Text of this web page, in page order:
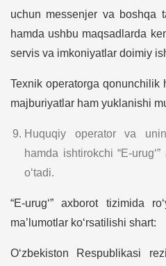
uchun messenjer va boshqa
hamda ushbu maqsadlarda
servis va imkoniyatlar doimiy
Texnik operatorga qonunchilik
majburiyatlar ham yuklanishi
Huquqiy operator va
hamda ishtirokchi “E-
o‘tadi.
“E-urug‘” axborot tizimida
ma’lumotlar ko‘rsatilishi shart:
O‘zbekiston Respublikasi